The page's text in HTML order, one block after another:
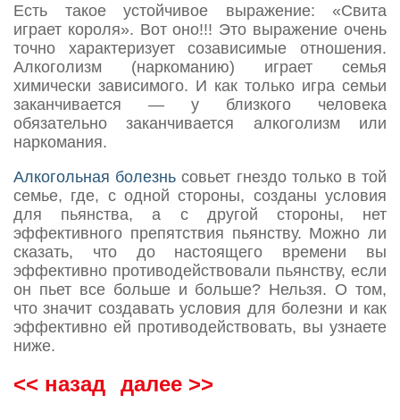
Есть такое устойчивое выражение: «Свита
играет короля». Вот оно!!! Это выражение очень
точно характеризует созависимые отношения.
Алкоголизм (наркоманию) играет семья
химически зависимого. И как только игра семьи
заканчивается — у близкого человека
обязательно заканчивается алкоголизм или
наркомания.
Алкогольная болезнь совьет гнездо только в той
семье, где, с одной стороны, созданы условия
для пьянства, а с другой стороны, нет
эффективного препятствия пьянству. Можно ли
сказать, что до настоящего времени вы
эффективно противодействовали пьянству, если
он пьет все больше и больше? Нельзя. О том,
что значит создавать условия для болезни и как
эффективно ей противодействовать, вы узнаете
ниже.
<< назад далее >>